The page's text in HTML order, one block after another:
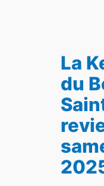
La
du